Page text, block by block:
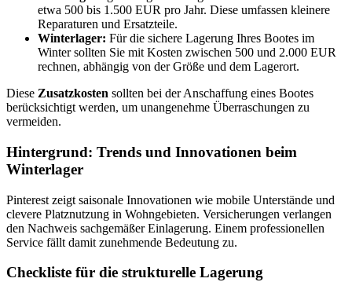
etwa 500 bis 1.500 EUR pro Jahr. Diese umfassen kleinere
Reparaturen und Ersatzteile.
Winterlager: Für die sichere Lagerung Ihres Bootes im
Winter sollten Sie mit Kosten zwischen 500 und 2.000 EUR
rechnen, abhängig von der Größe und dem Lagerort.
Diese Zusatzkosten sollten bei der Anschaffung eines Bootes
berücksichtigt werden, um unangenehme Überraschungen zu
vermeiden.
Hintergrund: Trends und Innovationen beim
Winterlager
Pinterest zeigt saisonale Innovationen wie mobile Unterstände und
clevere Platznutzung in Wohngebieten. Versicherungen verlangen
den Nachweis sachgemäßer Einlagerung. Einem professionellen
Service fällt damit zunehmende Bedeutung zu.
Checkliste für die strukturelle Lagerung